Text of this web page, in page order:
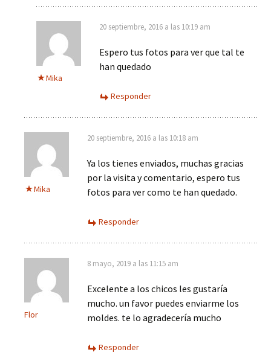
Mika
20 septiembre, 2016 a las 10:19 am
Espero tus fotos para ver que tal te
han quedado
Responder
Mika
20 septiembre, 2016 a las 10:18 am
Ya los tienes enviados, muchas gracias
por la visita y comentario, espero tus
fotos para ver como te han quedado.
Responder
Flor
8 mayo, 2019 a las 11:15 am
Excelente a los chicos les gustaría
mucho. un favor puedes enviarme los
moldes. te lo agradecería mucho
Responder